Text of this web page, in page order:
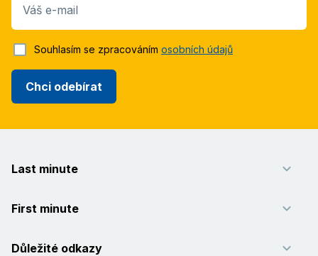
Váš e-mail
Chci odebírat
Souhlasím se zpracováním osobních údajů
Last minute
First minute
Důležité odkazy